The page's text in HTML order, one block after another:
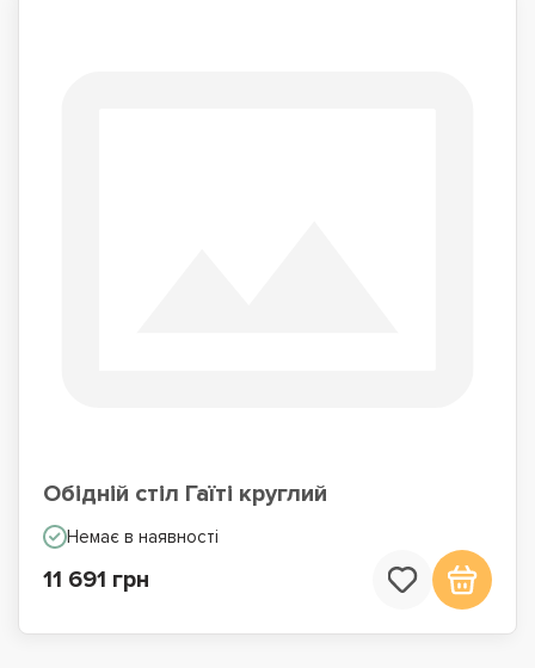
Обідній стіл Гаїті круглий
Немає в наявності
11 691 грн